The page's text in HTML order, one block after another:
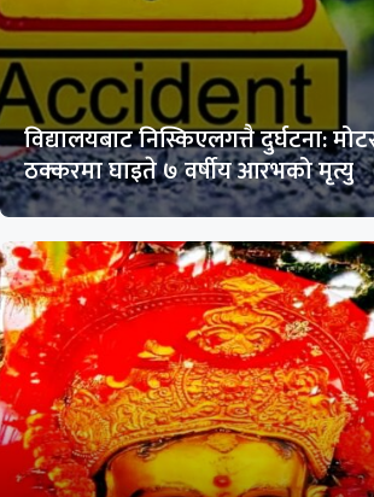
विद्यालयबाट निस्किएलगत्तै दुर्घटना:
ठक्करमा घाइते ७ वर्षीय आरभको मृत्यु